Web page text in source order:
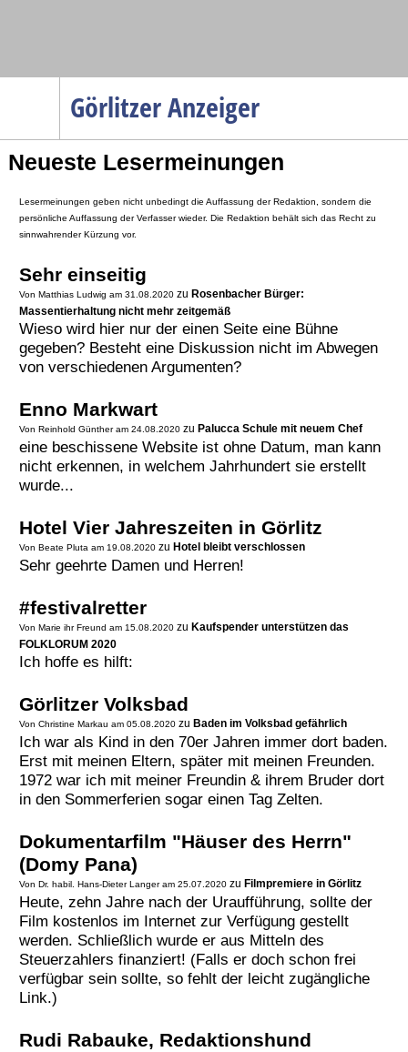
Görlitzer Anzeiger
Menüpunkte
Startseite
Gesellschaft
Service
Verkehr
Gesundheit
Kultur
Sport
Termine
Kostenlos
Neueste Lesermeinungen
Lesermeinungen geben nicht unbedingt die Auffassung der Redaktion, sondern die
persönliche Auffassung der Verfasser wieder. Die Redaktion behält sich das Recht zu
sinnwahrender Kürzung vor.
Sehr einseitig
Von Matthias Ludwig am 31.08.2020zu Rosenbacher Bürger:
Massentierhaltung nicht mehr zeitgemäß
Wieso wird hier nur der einen Seite eine Bühne
gegeben? Besteht eine Diskussion nicht im Abwegen
von verschiedenen Argumenten?
Enno Markwart
Von Reinhold Günther am 24.08.2020zu Palucca Schule mit neuem Chef
eine beschissene Website ist ohne Datum, man kann
nicht erkennen, in welchem Jahrhundert sie erstellt
wurde...
Hotel Vier Jahreszeiten in Görlitz
Von Beate Pluta am 19.08.2020zu Hotel bleibt verschlossen
Sehr geehrte Damen und Herren!
#festivalretter
Von Marie ihr Freund am 15.08.2020zu Kaufspender unterstützen das
FOLKLORUM 2020
Ich hoffe es hilft:
Görlitzer Volksbad
Von Christine Markau am 05.08.2020zu Baden im Volksbad gefährlich
Ich war als Kind in den 70er Jahren immer dort baden.
Erst mit meinen Eltern, später mit meinen Freunden.
1972 war ich mit meiner Freundin & ihrem Bruder dort
in den Sommerferien sogar einen Tag Zelten.
Dokumentarfilm "Häuser des Herrn"
(Domy Pana)
Von Dr. habil. Hans-Dieter Langer am 25.07.2020zu Filmpremiere in Görlitz
Heute, zehn Jahre nach der Uraufführung, sollte der
Film kostenlos im Internet zur Verfügung gestellt
werden. Schließlich wurde er aus Mitteln des
Steuerzahlers finanziert! (Falls er doch schon frei
verfügbar sein sollte, so fehlt der leicht zugängliche
Link.)
Rudi Rabauke, Redaktionshund